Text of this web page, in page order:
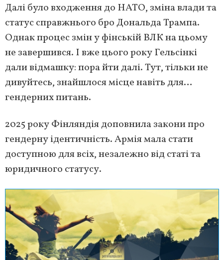
Далі було входження до НАТО, зміна влади та
статус справжнього бро Дональда Трампа.
Однак процес змін у фінській ВЛК на цьому
не завершився. І вже цього року Гельсінкі
дали відмашку: пора йти далі. Тут, тільки не
дивуйтесь, знайшлося місце навіть для…
гендерних питань.
2025 року Фінляндія доповнила закони про
гендерну ідентичність. Армія мала стати
доступною для всіх, незалежно від статі та
юридичного статусу.